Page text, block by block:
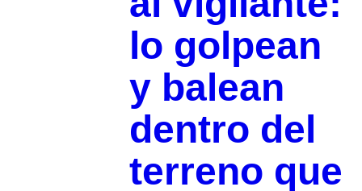
lo golpean
y balean
dentro del
terreno que